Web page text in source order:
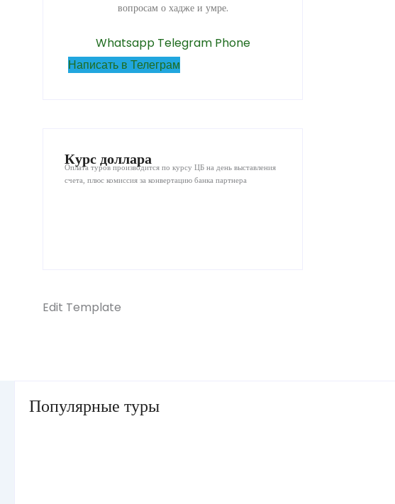
вопросам о хадже и умре.
Whatsapp Telegram Phone
Написать в Телеграм
Курс доллара
Оплата туров производится по курсу ЦБ на день выставления
счета, плюс комиссия за конвертацию банка партнера
Edit Template
Популярные туры